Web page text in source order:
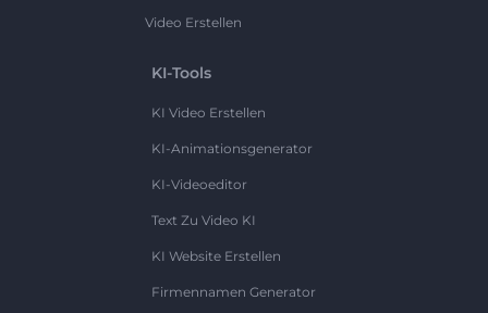
Video Erstellen
KI-Tools
KI Video Erstellen
KI-Animationsgenerator
KI-Videoeditor
Text Zu Video KI
KI Website Erstellen
Firmennamen Generator